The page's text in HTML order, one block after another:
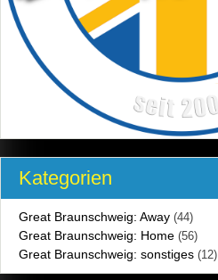
Kategorien
Great Braunschweig: Away (44)
Great Braunschweig: Home (56)
Great Braunschweig: sonstiges (12)